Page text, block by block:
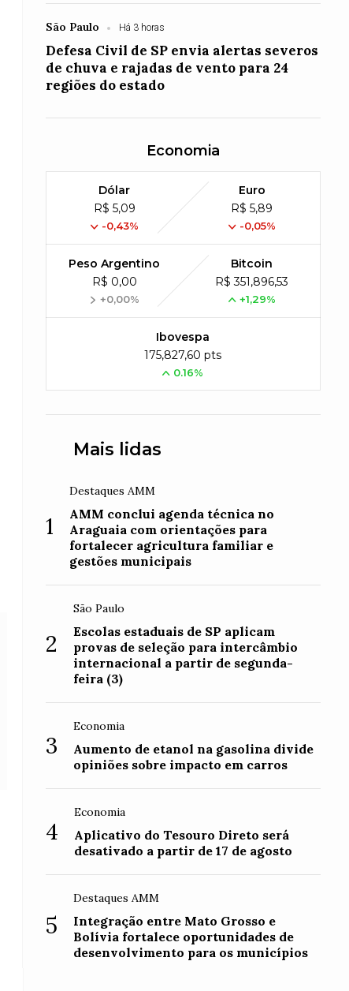
São Paulo Há 3 horas
Defesa Civil de SP envia alertas severos
de chuva e rajadas de vento para 24
regiões do estado
Economia
Dólar
R$ 5,09
-0,43%
Euro
R$ 5,89
-0,05%
Peso Argentino
R$ 0,00
+0,00%
Bitcoin
R$ 351,896,53
+1,29%
Ibovespa
175,827,60 pts
0.16%
Mais lidas
1
Destaques AMM
AMM conclui agenda técnica no
Araguaia com orientações para
fortalecer agricultura familiar e
gestões municipais
2
São Paulo
Escolas estaduais de SP aplicam
provas de seleção para intercâmbio
internacional a partir de segunda-
feira (3)
3
Economia
Aumento de etanol na gasolina divide
opiniões sobre impacto em carros
4
Economia
Aplicativo do Tesouro Direto será
desativado a partir de 17 de agosto
5
Destaques AMM
Integração entre Mato Grosso e
Bolívia fortalece oportunidades de
desenvolvimento para os municípios